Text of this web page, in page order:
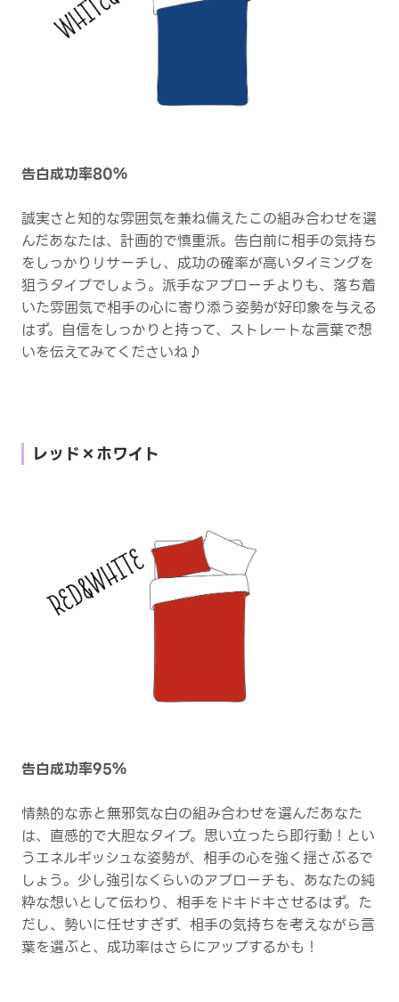
告白成功率80％
誠実さと知的な雰囲気を兼ね備えたこの組み合わせを選
んだあなたは、計画的で慎重派。告白前に相手の気持ち
をしっかりリサーチし、成功の確率が高いタイミングを
狙うタイプでしょう。派手なアプローチよりも、落ち着
いた雰囲気で相手の心に寄り添う姿勢が好印象を与える
はず。自信をしっかりと持って、ストレートな言葉で想
いを伝えてみてくださいね♪
レッド×ホワイト
告白成功率95％
情熱的な赤と無邪気な白の組み合わせを選んだあなた
は、直感的で大胆なタイプ。思い立ったら即行動！とい
うエネルギッシュな姿勢が、相手の心を強く揺さぶるで
しょう。少し強引なくらいのアプローチも、あなたの純
粋な想いとして伝わり、相手をドキドキさせるはず。た
だし、勢いに任せすぎず、相手の気持ちを考えながら言
葉を選ぶと、成功率はさらにアップするかも！